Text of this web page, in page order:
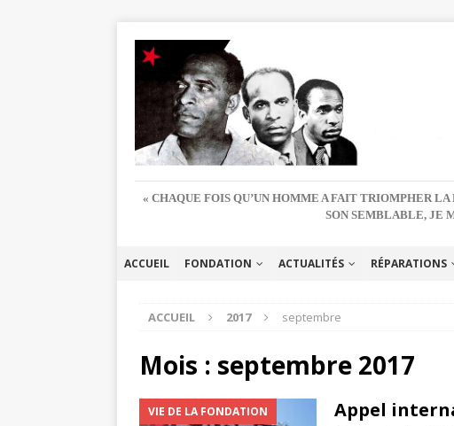
« CHAQUE FOIS QU’UN HOMME A FAIT TRIOMPHER
SON SEMBLABLE, JE
ACCUEIL FONDATION ACTUALITÉS RÉPARATIONS
ACCUEIL 2017 septembre
Mois : septembre 2017
VIE DE LA FONDATION Appel